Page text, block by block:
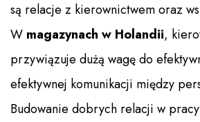
są relacje z kierownictwem oraz
W magazynach w Holandii,
przywiązuje dużą wagę do
efektywnej komunikacji między
Budowanie dobrych relacji w